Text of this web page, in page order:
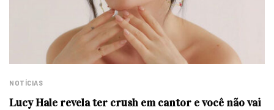
NOTÍCIAS
Lucy Hale revela ter crush em cantor e você não vai